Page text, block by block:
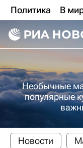
Политика В
Необычные
популярные
Новости